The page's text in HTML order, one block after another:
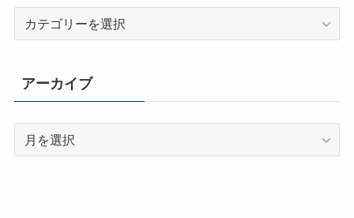
リ
ー
アーカイブ